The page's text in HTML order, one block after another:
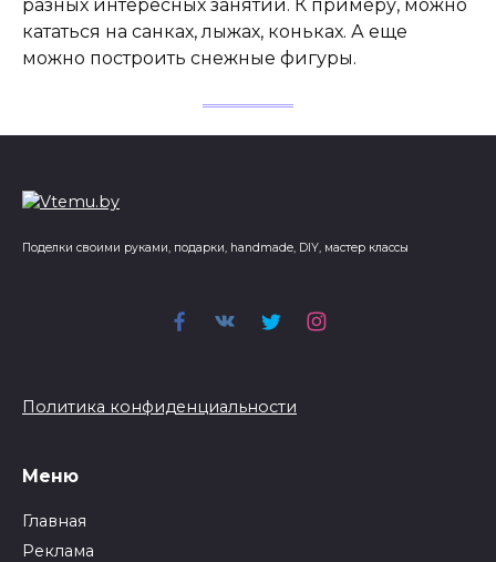
разных интересных занятий. К примеру, можно
кататься на санках, лыжах, коньках. А еще
можно построить снежные фигуры.
Поделки своими руками, подарки, handmade, DIY, мастер классы
Политика конфиденциальности
Меню
Главная
Реклама